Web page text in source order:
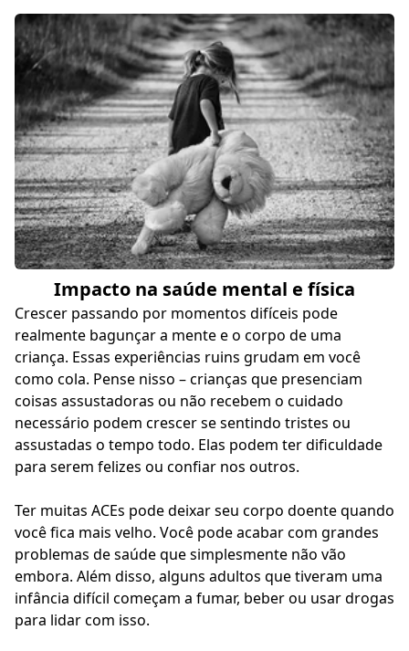
Impacto na saúde mental e física
Crescer passando por momentos difíceis pode
realmente bagunçar a mente e o corpo de uma
criança. Essas experiências ruins grudam em você
como cola. Pense nisso – crianças que presenciam
coisas assustadoras ou não recebem o cuidado
necessário podem crescer se sentindo tristes ou
assustadas o tempo todo. Elas podem ter dificuldade
para serem felizes ou confiar nos outros.
Ter muitas ACEs pode deixar seu corpo doente quando
você fica mais velho. Você pode acabar com grandes
problemas de saúde que simplesmente não vão
embora. Além disso, alguns adultos que tiveram uma
infância difícil começam a fumar, beber ou usar drogas
para lidar com isso.